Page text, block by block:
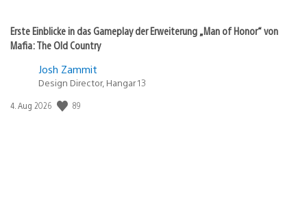
Erste Einblicke in das Gameplay der Erweiterung „Man of Honor“ von
Mafia: The Old Country
Josh Zammit
Design Director, Hangar 13
Veröffentlichungsdatum:
4. Aug 2026 89